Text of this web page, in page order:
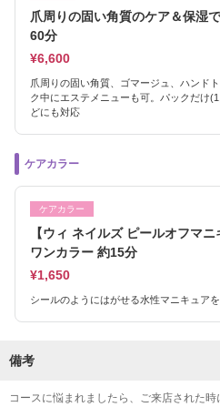
爪周りの固い角質のケア＆保湿
60分
¥6,600
爪周りの固い角質、ゴマージュ、ハンド
ク中にエステメニューも可。パックだけ
どにも対応
ケアカラー
ケアカラー
【ウィ ネイルズ ピールオフマ
ワンカラー 約15分
¥1,650
シールのようにはがせる水性マニキュア
備考
コースに悩まれましたら、ご来店された